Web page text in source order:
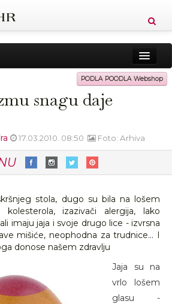
Zdravlje Vitkost
Relax Putovanja Recepti
PODLA POODLA Webshop
snagu daje
17.03.2010. 08:50 Foto: Arhiva
stola, dugo su bila na lošem
kolesterola, izazivači alergija, lako
imaju jaja i svoje drugo lice - izvrsna
mišiće, neophodna za trudnice... I
donose našem zdravlju
Jaja su na
vrlo lošem
glasu -